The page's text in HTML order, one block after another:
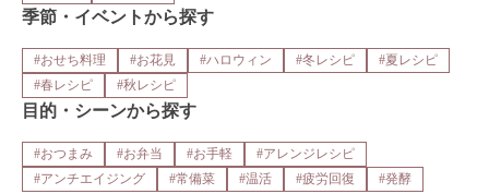
季節・イベントから探す
#おせち料理 #お花見 #ハロウィン #冬レシピ
#夏レシピ
#春レシピ
#秋レシピ
目的・シーンから探す
#おつまみ #お弁当 #お手軽
#アレンジレシピ
#アンチエイジング
#常備菜 #温活 #疲労回復 #発酵